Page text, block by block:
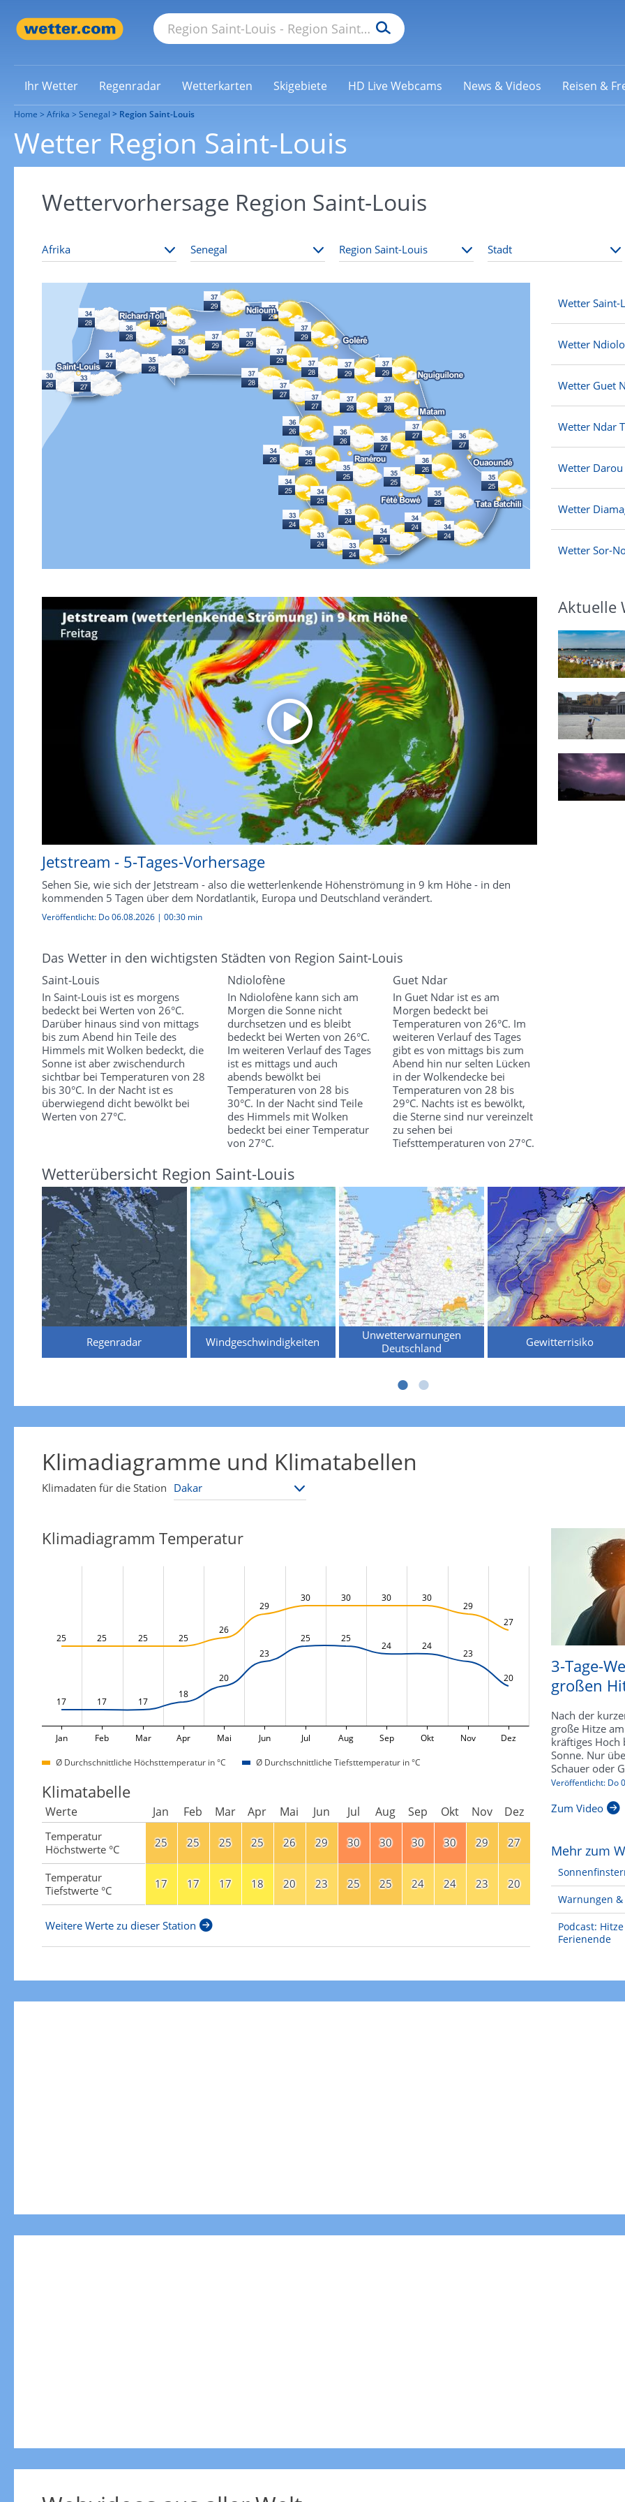
Ihr Wetter Regenradar Wetterkarten Skigebiete HD Live Webcams News & Videos Reisen &
Home Afrika Senegal Region Saint-Louis
Wetter Region Saint-Louis
Wettervorhersage Region Saint-Louis
Wetter Saint-
Wetter
Wetter Guet
Wetter Ndar
Wetter Darou
Wetter
Wetter Sor-
Jetstream - 5-Tages-Vorhersage
Sehen Sie, wie sich der Jetstream - also die wetterlenkende Höhenströmung in 9 km Höhe - in den
kommenden 5 Tagen über dem Nordatlantik, Europa und Deutschland verändert.
Veröffentlicht: Do 06.08.2026 | 00:30 min
Das Wetter in den wichtigsten Städten von Region Saint-Louis
Saint-Louis
In Saint-Louis ist es morgens
bedeckt bei Werten von 26°C.
Darüber hinaus sind von mittags
bis zum Abend hin Teile des
Himmels mit Wolken bedeckt, die
Sonne ist aber zwischendurch
sichtbar bei Temperaturen von 28
bis 30°C. In der Nacht ist es
überwiegend dicht bewölkt bei
Werten von 27°C.
Ndiolofène
In Ndiolofène kann sich am
Morgen die Sonne nicht
durchsetzen und es bleibt
bedeckt bei Werten von 26°C.
Im weiteren Verlauf des Tages
ist es mittags und auch
abends bewölkt bei
Temperaturen von 28 bis
30°C. In der Nacht sind Teile
des Himmels mit Wolken
bedeckt bei einer Temperatur
von 27°C.
Guet Ndar
In Guet Ndar ist es am
Morgen bedeckt bei
Temperaturen von 26°C. Im
weiteren Verlauf des Tages
gibt es von mittags bis zum
Abend hin nur selten Lücken
in der Wolkendecke bei
Temperaturen von 28 bis
29°C. Nachts ist es bewölkt,
die Sterne sind nur vereinzelt
zu sehen bei
Tiefsttemperaturen von 27°C.
Aktuelle
Wetterübersicht Region Saint-Louis
Regenradar Windgeschwindigkeiten
Unwetterwarnungen
Deutschland
Gewitterrisiko
Klimadiagramme und Klimatabellen
Klimadaten für die Station
Klimadiagramm Temperatur
25 25 25 25
26
29
30 30 30 30
29
27
17 17 17
18
20
23
25 25
24 24
23
20
Jan Feb Mar Apr Mai Jun Jul Aug Sep Okt Nov Dez
Ø Durchschnittliche Höchsttemperatur in °C Ø Durchschnittliche Tiefsttemperatur in °C
Klimatabelle
Werte Jan Feb Mar Apr Mai Jun Jul Aug Sep Okt Nov Dez
Temperatur
Höchstwerte °C
25 25 25 25 26 29 30 30 30 30 29 27
Temperatur
Tiefstwerte °C
17 17 17 18 20 23 25 25 24 24 23 20
Weitere Werte zu dieser Station
3-Tage-
großen
Nach der
große Hitze
kräftiges Hoch
Sonne. Nur
Schauer oder
Veröffentlicht: Do
Zum Video
Mehr zum
Warnungen
Podcast:
Ferienende